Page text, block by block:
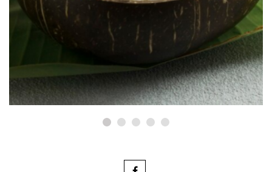
BLOGS
Những Loại Trái Cây Kết Hợp Hài
Hòa Với Hương Đào
Tháng Mười 29, 2024